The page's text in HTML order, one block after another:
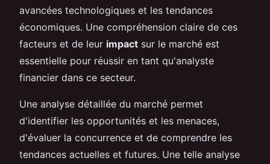
avancées technologiques et les tendances
économiques. Une compréhension claire de ces
facteurs et de leur impact sur le marché est
essentielle pour réussir en tant qu'analyste
financier dans ce secteur.
Une analyse détaillée du marché permet
d'identifier les opportunités et les menaces,
d'évaluer la concurrence et de comprendre les
tendances actuelles et futures. Une telle analyse